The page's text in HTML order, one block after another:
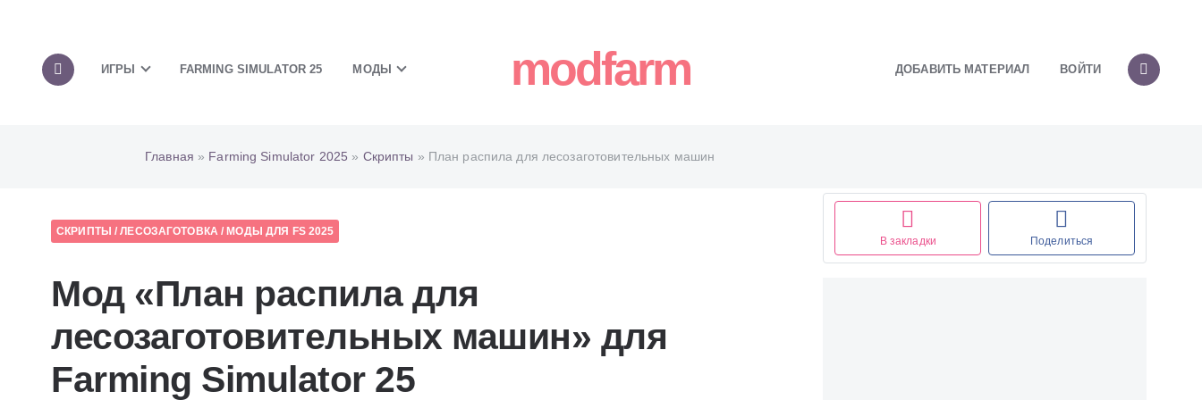
ИГРЫ FARMING SIMULATOR 25 МОДЫ modfarm ДОБАВИТЬ МАТЕРИАЛ ВОЙТИ
Главная » Farming Simulator 2025 » Скрипты » План распила для лесозаготовительных машин
СКРИПТЫ /ЛЕСОЗАГОТОВКА/ МОДЫ ДЛЯ FS 2025
Мод «План распила для
лесозаготовительных машин» для
Farming Simulator 25
В закладки Поделиться